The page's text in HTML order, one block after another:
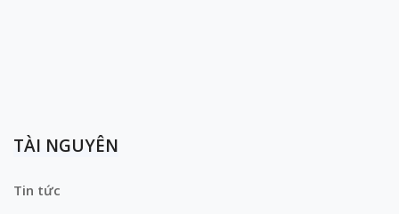
TÀI NGUYÊN
Tin tức